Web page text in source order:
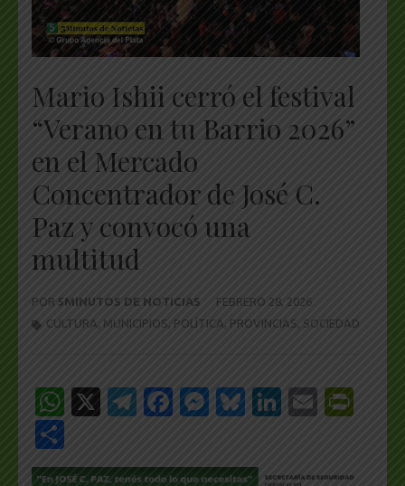
Mario Ishii cerró el festival
“Verano en tu Barrio 2026”
en el Mercado
Concentrador de José C.
Paz y convocó una
multitud
POR 5MINUTOS DE NOTICIAS
FEBRERO 28, 2026
CULTURA, MUNICIPIOS, POLÍTICA, PROVINCIAS SOCIEDAD
WhatsApp
X Telegram
Facebook
Messenger
Bluesky
LinkedIn
Email